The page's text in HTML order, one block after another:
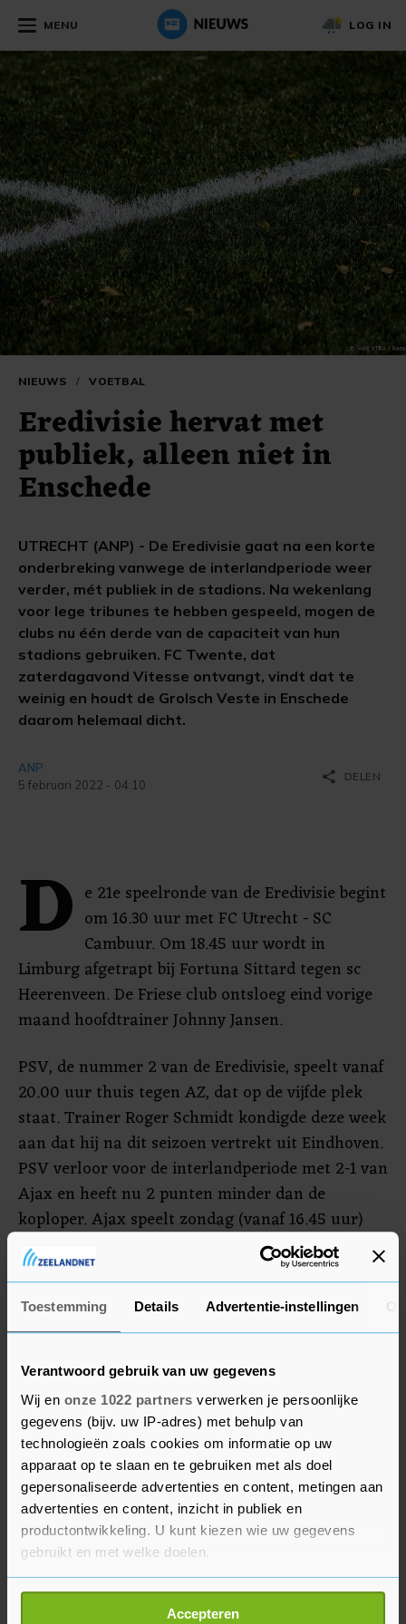
Toestemming Details Advertentie-instellingen
Verantwoord gebruik van uw gegevens
Wij en onze 1022 partners verwerken je persoonlijke
gegevens (bijv. uw IP-adres) met behulp van
technologieën zoals cookies om informatie op uw
apparaat op te slaan en te gebruiken met als doel
gepersonaliseerde advertenties en content, metingen aan
advertenties en content, inzicht in publiek en
productontwikkeling. U kunt kiezen wie uw gegevens
gebruikt en met welke doelen.
Als u het toestaat, willen we ook graag:
Informatie verzamelen over uw geografische
Accepteren
MENU LOG IN
NIEUWS / VOETBAL
Eredivisie hervat met
publiek, alleen niet in
Enschede
UTRECHT (ANP) - De Eredivisie gaat na een korte
onderbreking vanwege de interlandperiode weer
verder, mét publiek in de stadions. Na wekenlang
voor lege tribunes te hebben gespeeld, mogen de
clubs nu één derde van de capaciteit van hun
stadions gebruiken. FC Twente, dat
zaterdagavond Vitesse ontvangt, vindt dat te
weinig en houdt de Grolsch Veste in Enschede
daarom helemaal dicht.
ANP
5 februari 2022 - 04:10
share DELEN
D e 21e speelronde van de Eredivisie begint
om 16.30 uur met FC Utrecht - SC
Cambuur. Om 18.45 uur wordt in
Limburg afgetrapt bij Fortuna Sittard tegen sc
Heerenveen. De Friese club ontsloeg eind vorige
maand hoofdtrainer Johnny Jansen.
PSV, de nummer 2 van de Eredivisie, speelt vanaf
20.00 uur thuis tegen AZ, dat op de vijfde plek
staat. Trainer Roger Schmidt kondigde deze week
aan dat hij na dit seizoen vertrekt uit Eindhoven.
PSV verloor voor de interlandperiode met 2-1 van
Ajax en heeft nu 2 punten minder dan de
koploper. Ajax speelt zondag (vanaf 16.45 uur)
thuis tegen Heracles Almelo. Die dag staat in De
Kuip ook de Rotterdamse derby tussen Feyenoord
en Sparta op het programma (12.15 uur).